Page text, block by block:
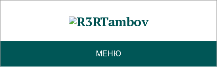
МЕНЮ